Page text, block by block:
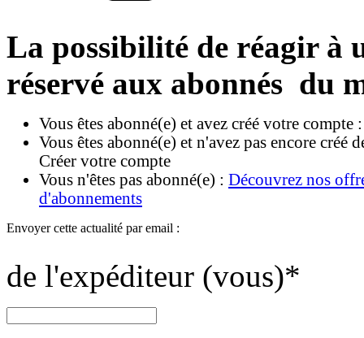
La possibilité de réagir à
réservé aux abonnés du
Vous êtes abonné(e) et avez créé votre compte
Vous êtes abonné(e) et n'avez pas encore créé
Créer votre compte
Vous n'êtes pas abonné(e) : Découvrez nos
d'abonnements
Envoyer cette actualité par email :
de l'expéditeur (vous)*